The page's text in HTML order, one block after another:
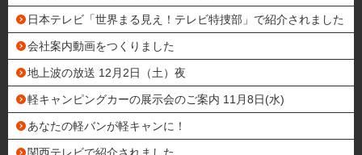
日本テレビ「世界まる見え！テレビ特捜部」で紹介されました
会社案内動画をつくりました
地上波の放送 12月2日（土）夜
軽キャンピングカーの展示会のご案内 11月8日(水)
あなたの軽バンが軽キャンに！